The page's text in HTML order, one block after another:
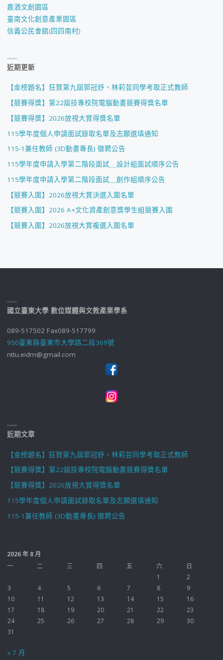
嘉酒文創園區
臺南文化創意產業園區
信義公民會館(四四南村)
近期更新
【金榜題名】狂賀第九屆郭冠妤、林莉芸同學考取正式教師
【競賽得獎】第22屆技專校院電腦動畫競賽得獎名單
【競賽得獎】2026放視大賞得獎名單
115學年度個人申請面試錄取名單及志願選填通知
115-1兼任教師 (3D動畫專長) 徵聘公告
115學年度申請入學第二階段面試＿設計組面試順序公告
115學年度申請入學第二階段面試＿創作組順序公告
【競賽入圍】2026放視大賞決選入圍名單
【競賽入圍】2026 A+文化資產創意獎學生組競賽入圍
【競賽入圍】2026放視大賞複選入圍名單
國立臺東大學 數位媒體與文教產業學系
089-517502 Fax089-517799
950臺東縣臺東市大學路二段369號
nttu.eidm@gmail.com
近期文章
【金榜題名】狂賀第九屆郭冠妤、林莉芸同學考取正式教師
【競賽得獎】第22屆技專校院電腦動畫競賽得獎名單
【競賽得獎】2026放視大賞得獎名單
115學年度個人申請面試錄取名單及志願選填通知
115-1兼任教師 (3D動畫專長) 徵聘公告
2026 年 8 月
一
二 三 四 五 六
日
1
2
3
4 5 6 7 8
9
10
11 12 13 14 15
16
17
18 19 20 21 22
23
24
25 26 27 28 29
30
31
« 7 月